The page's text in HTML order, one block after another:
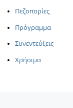
Πεζοπορίες
Πρόγραμμα
Συνεντεύξεις
Χρήσιμα